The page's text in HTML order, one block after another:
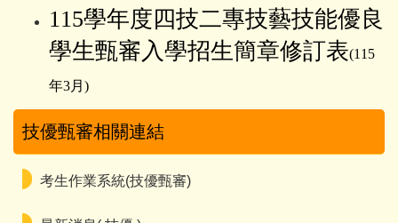
115學年度四技二專技藝技能優良
學生甄審入學招生簡章修訂表(115
年3月)
技優甄審相關連結
考生作業系統(技優甄審)